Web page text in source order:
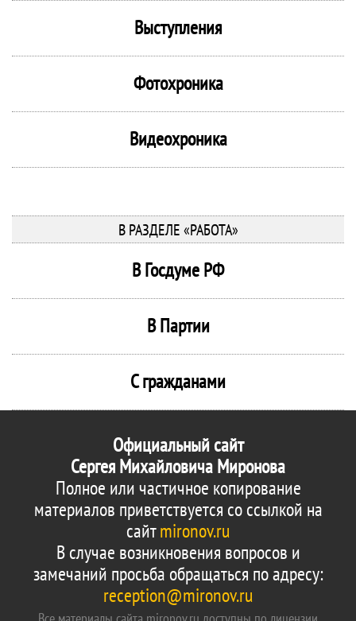
Выступления
Фотохроника
Видеохроника
В РАЗДЕЛЕ «РАБОТА»
В Госдуме РФ
В Партии
С гражданами
Официальный сайт
Сергея Михайловича Миронова
Полное или частичное копирование
материалов приветствуется со ссылкой на
сайтmironov.ru
В случае возникновения вопросов и
замечаний просьба обращаться по адресу:
reception@mironov.ru